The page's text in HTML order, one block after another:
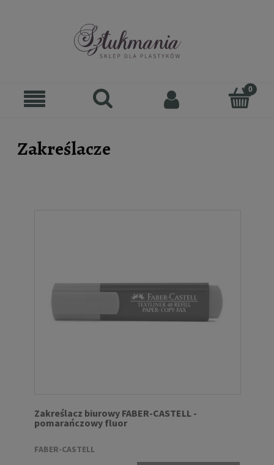
Zakreślacze
Zakreślacz biurowy FABER-CASTELL -
pomarańczowy fluor
FABER-CASTELL